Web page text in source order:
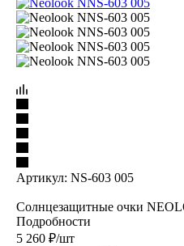
Артикул: NS-603 005
Солнцезащитные очки
Подробности
5 260 ₽/шт